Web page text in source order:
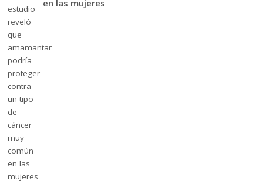
en las mujeres